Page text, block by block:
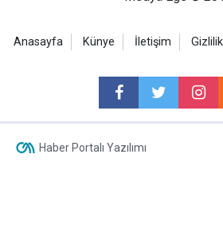
Anasayfa Künye İletişim
Haber Portalı Yazılımı